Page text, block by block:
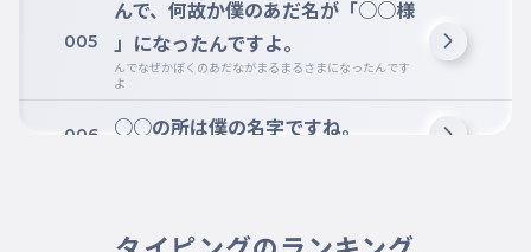
005
んで、何故か僕のあだ名が「○○様
」になったんですよ。
んでなぜかぼくのあだながまるまるさまになったんです
よ
006 ○○の所は僕の名字ですね。
うんです。